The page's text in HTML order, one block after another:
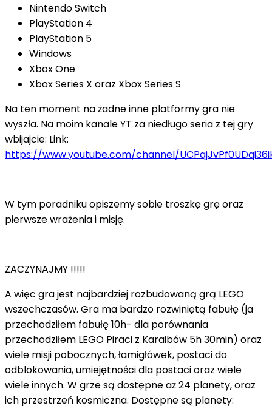
Nintendo Switch
PlayStation 4
PlayStation 5
Windows
Xbox One
Xbox Series X oraz Xbox Series S
Na ten moment na żadne inne platformy gra nie
wyszła. Na moim kanale YT za niedługo seria z tej gry
wbijajcie: Link:
https://www.youtube.com/channel/
W tym poradniku opiszemy sobie troszkę grę oraz
pierwsze wrażenia i misję.
ZACZYNAJMY !!!!!
A więc gra jest najbardziej rozbudowaną grą LEGO
wszechczasów. Gra ma bardzo rozwiniętą fabułę (ja
przechodziłem fabułę 10h- dla porównania
przechodziłem LEGO Piraci z Karaibów 5h 30min) oraz
wiele misji pobocznych, łamigłówek, postaci do
odblokowania, umiejętności dla postaci oraz wiele
wiele innych. W grze są dostępne aż 24 planety, oraz
ich przestrzeń kosmiczna. Dostępne są planety: